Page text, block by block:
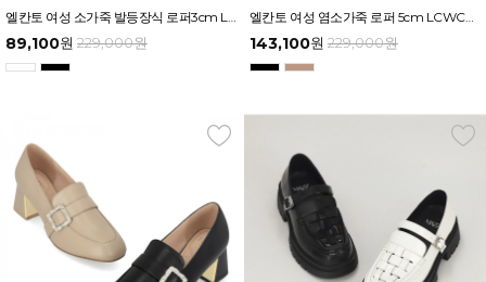
89,100원 229,000원
엘칸토 여성 염소가죽 로퍼 5cm LCWC06U513
143,100원 229,000원